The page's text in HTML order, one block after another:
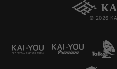
© 2026